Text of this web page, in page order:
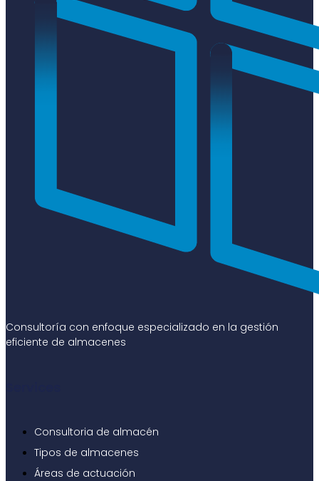
Consultoría con enfoque especializado en la gestión
eficiente de almacenes
Consultoria de almacén
Tipos de almacenes
Áreas de actuación